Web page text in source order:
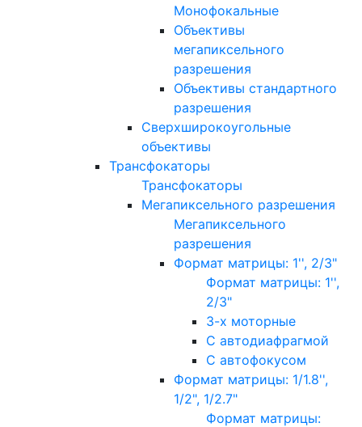
Монофокальные
Объективы
мегапиксельного
разрешения
Объективы стандартного
разрешения
Сверхширокоугольные
объективы
Трансфокаторы
Трансфокаторы
Мегапиксельного разрешения
Мегапиксельного
разрешения
Формат матрицы: 1'', 2/3"
Формат матрицы: 1'',
2/3"
3-х моторные
С автодиафрагмой
С автофокусом
Формат матрицы: 1/1.8'',
1/2", 1/2.7"
Формат матрицы: